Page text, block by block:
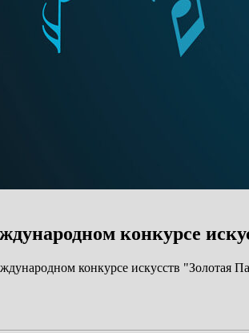
конкурсе
конкурсе искусств "Золотая